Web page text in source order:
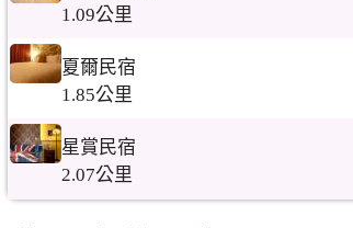
1.09公里
夏爾民宿
1.85公里
星賞民宿
2.07公里